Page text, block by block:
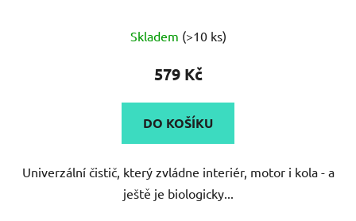
hodnocení
produktu
5,0
z
hvězdiček.
Skladem (>10 ks)
579 Kč
DO KOŠÍKU
Univerzální čistič, který zvládne interiér, motor i kola - a
ještě je biologicky...